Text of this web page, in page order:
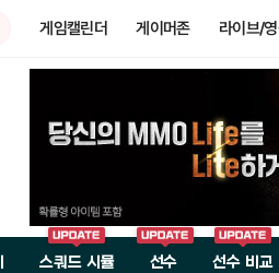
게임캘린더 게이머존 라이브/
스쿼드 시뮬 선수 선수 비교